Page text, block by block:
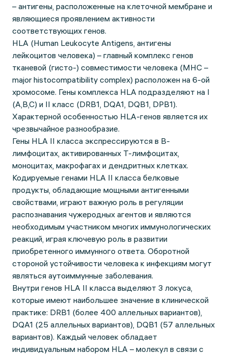
– антигены, расположенные на клеточной мембране и
являющиеся проявлением активности
соответствующих генов.
HLA (Human Leukocyte Antigens, антигены
лейкоцитов человека) – главный комплекс генов
тканевой (гисто-) совместимости человека (MHC –
major histocompatibility complex) расположен на 6-ой
хромосоме. Гены комплекса HLA подразделяют на I
(A,B,C) и II класс (DRB1, DQA1, DQB1, DPB1).
Характерной особенностью HLA-генов является их
чрезвычайное разнообразие.
Гены HLA II класса экспрессируются в B-
лимфоцитах, активированных T-лимфоцитах,
моноцитах, макрофагах и дендритных клетках.
Кодируемые генами HLA II класса белковые
продукты, обладающие мощными антигенными
свойствами, играют важную роль в регуляции
распознавания чужеродных агентов и являются
необходимым участником многих иммунологических
реакций, играя ключевую роль в развитии
приобретенного иммунного ответа. Оборотной
стороной устойчивости человека к инфекциям могут
являться аутоиммунные заболевания.
Внутри генов HLA II класса выделяют 3 локуса,
которые имеют наибольшее значение в клинической
практике: DRB1 (более 400 аллельных вариантов),
DQA1 (25 аллельных вариантов), DQB1 (57 аллельных
вариантов). Каждый человек обладает
индивидуальным набором HLA – молекул в связи с